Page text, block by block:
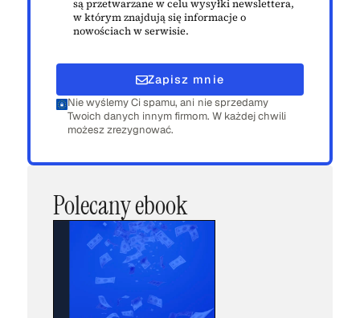
są przetwarzane w celu wysyłki newslettera,
w którym znajdują się informacje o
nowościach w serwisie.
Zapisz mnie
Nie wyślemy Ci spamu, ani nie sprzedamy
Twoich danych innym firmom. W każdej chwili
możesz zrezygnować.
Polecany ebook